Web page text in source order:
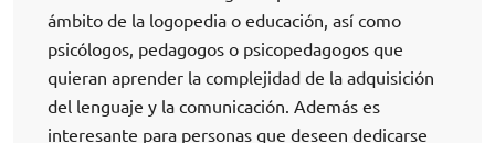
ámbito de la logopedia o educación, así como
psicólogos, pedagogos o psicopedagogos que
quieran aprender la complejidad de la adquisición
del lenguaje y la comunicación. Además es
interesante para personas que deseen dedicarse